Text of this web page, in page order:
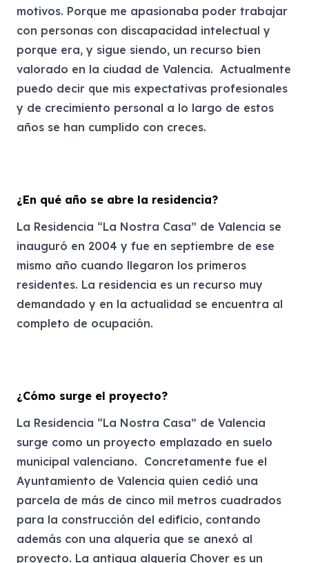
motivos. Porque me apasionaba poder trabajar
con personas con discapacidad intelectual y
porque era, y sigue siendo, un recurso bien
valorado en la ciudad de Valencia. Actualmente
puedo decir que mis expectativas profesionales
y de crecimiento personal a lo largo de estos
años se han cumplido con creces.
¿En qué año se abre la residencia?
La Residencia “La Nostra Casa” de Valencia se
inauguró en 2004 y fue en septiembre de ese
mismo año cuando llegaron los primeros
residentes. La residencia es un recurso muy
demandado y en la actualidad se encuentra al
completo de ocupación.
¿Cómo surge el proyecto?
La Residencia “La Nostra Casa” de Valencia
surge como un proyecto emplazado en suelo
municipal valenciano. Concretamente fue el
Ayuntamiento de Valencia quien cedió una
parcela de más de cinco mil metros cuadrados
para la construcción del edificio, contando
además con una alquería que se anexó al
proyecto. La antigua alquería Chover es un